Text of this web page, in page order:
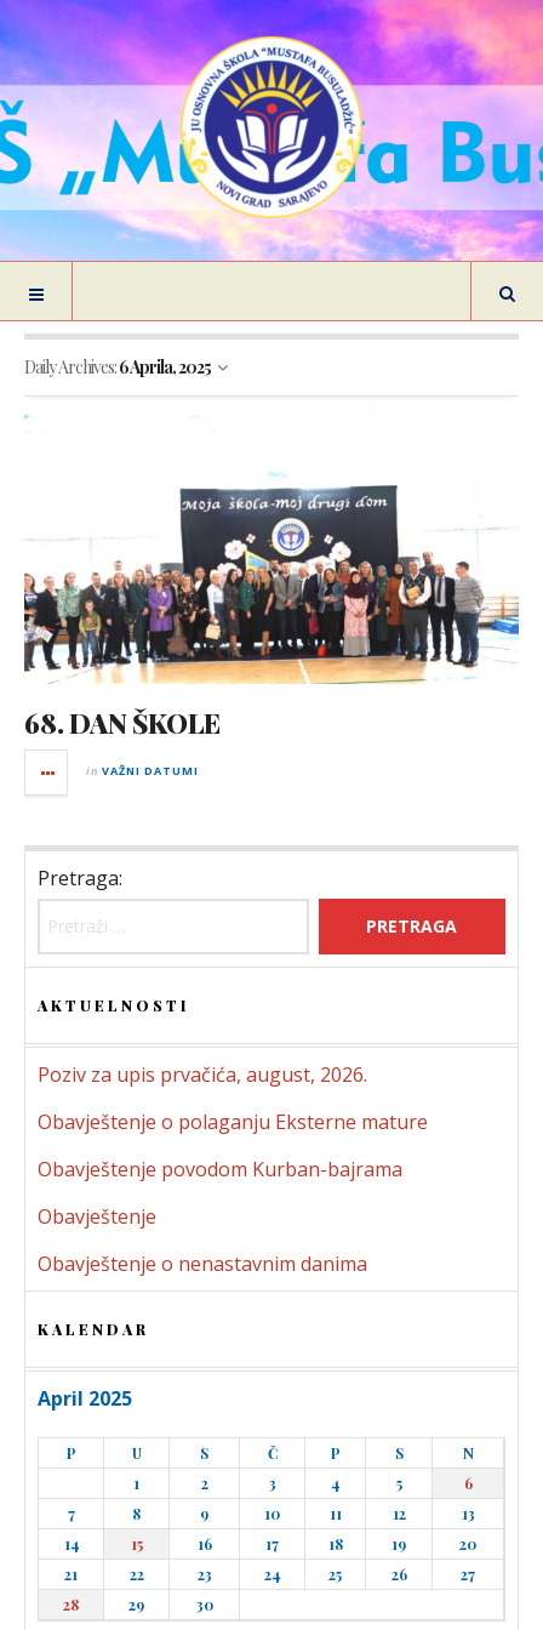
Daily Archives:6 Aprila, 2025
68. DAN ŠKOLE
in VAŽNI DATUMI
Pretraga:
AKTUELNOSTI
Poziv za upis prvačića, august, 2026.
Obavještenje o polaganju Eksterne mature
Obavještenje povodom Kurban-bajrama
Obavještenje
Obavještenje o nenastavnim danima
KALENDAR
April 2025
P U S Č P S
N
1
2 3 4 5
6
7
8 9 10 11 12
13
14
15 16 17 18 19
20
21
22 23 24 25 26
27
28
29 30